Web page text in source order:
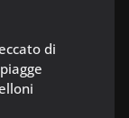
di